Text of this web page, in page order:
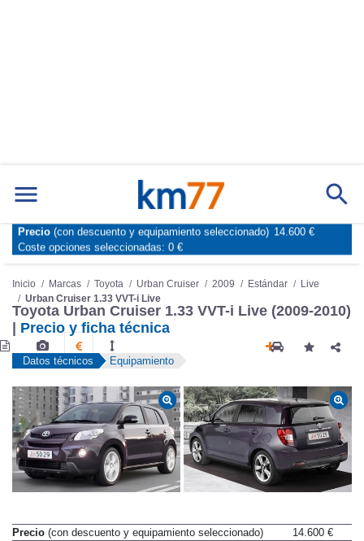
Marcas Comparador de coches
Inicio Marcas Toyota Urban Cruiser 2009 Estándar
Live
Urban Cruiser 1.33 VVT-i Live
Toyota Urban Cruiser 1.33 VVT-i Live (2009-2010)
Precio y ficha técnica
Datos técnicos Equipamiento
Precio (con descuento y equipamiento seleccionado)
14.600 €
Precio (con descuento y equipamiento seleccionado) 14.600 €
Coste opciones seleccionadas: 0 €